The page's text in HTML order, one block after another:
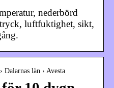
nederbörd
luftfuktighet, sikt,
län › Avesta